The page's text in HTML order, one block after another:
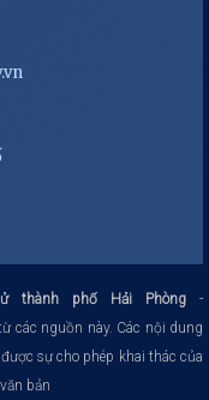
thành phố Hải Phòng -
các nguồn này. Các nội dung
sự cho phép khai thác của
bản